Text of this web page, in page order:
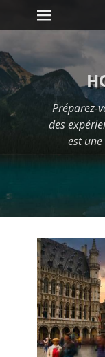
Passer
au
Premier menu
Préparez-
des
est